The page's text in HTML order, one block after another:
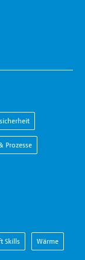
Prozesse
Skills Wärme